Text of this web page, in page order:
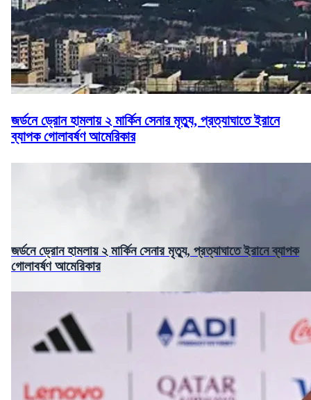
জর্ডনে ড্রোন হামলায় ২ মার্কিন সেনার মৃত্যু, প্রত্যাঘাতে ইরানে
ব্যাপক গোলাবর্ষণ আমেরিকার
জর্ডনে ড্রোন হামলায় ২ মার্কিন সেনার মৃত্যু, প্রত্যাঘাতে ইরানে ব্যাপক
গোলাবর্ষণ আমেরিকার